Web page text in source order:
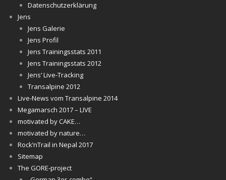
Datenschutzerklärung
Jens
Jens Galerie
Jens Profil
Jens Trainingsstats 2011
Jens Trainingsstats 2012
Jens‘ Live-Tracking
Transalpine 2012
Live-News vom Transalpine 2014
Megamarsch 2017 – LIVE
motivated by CAKE…
motivated by nature…
Rock’nTrail in Nepal 2017
Sitemap
The GORE-project